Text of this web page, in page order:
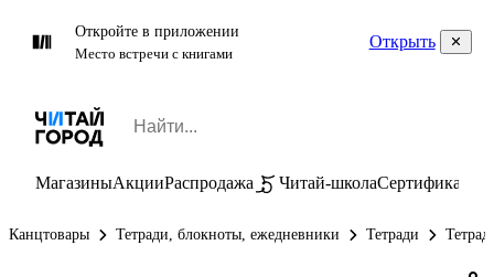
Откройте в приложении
Место встречи с книгами
Открыть
МагазиныАкцииРаспродажа Читай-школаСертификаты
Канцтовары Тетради, блокноты, ежедневники Тетради